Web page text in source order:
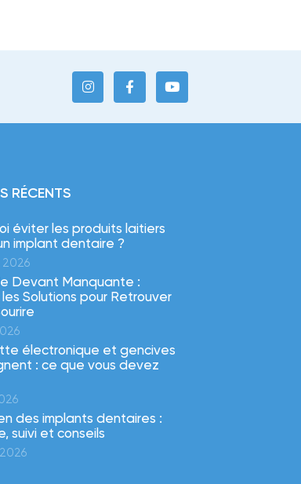
RÉCENTS
éviter les produits laitiers
implant dentaire ?
Devant Manquante :
Solutions pour Retrouver
électronique et gencives
: ce que vous devez
des implants dentaires :
suivi et conseils